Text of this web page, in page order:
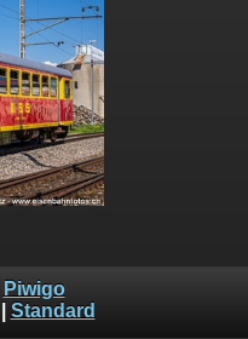
Piwigo
Standard